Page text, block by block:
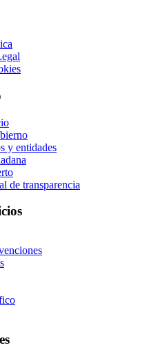
y entidades
de transparencia